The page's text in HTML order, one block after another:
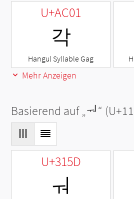
U+AC01
각
Hangul Syllable Gag
Mehr Anzeigen
Basierend auf „ᅯ“
U+315D
ㅝ